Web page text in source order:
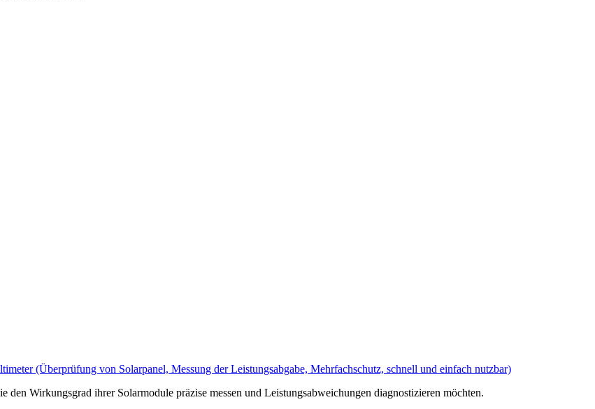
(Überprüfung von Solarpanel, Messung der Leistungsabgabe, Mehrfachschutz, schnell und einfach nutzbar)
Wirkungsgrad ihrer Solarmodule präzise messen und Leistungsabweichungen diagnostizieren möchten.